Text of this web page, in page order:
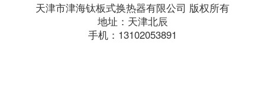
天津市津海钛板式换热器有限公司 版权所有
地址：天津北辰
手机：13102053891